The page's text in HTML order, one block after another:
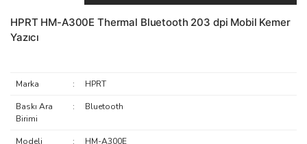
HPRT HM-A300E Thermal Bluetooth 203 dpi Mobil Kemer
Yazıcı
Marka : HPRT
Baskı Ara
Birimi
: Bluetooth
Modeli : HM-A300E